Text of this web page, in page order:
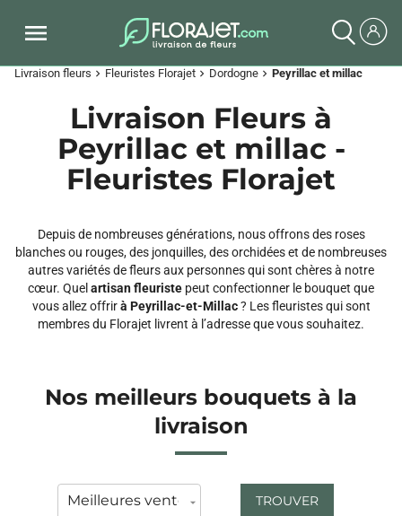
Livraison fleurs chevron_right Fleuristes Florajet chevron_right Dordogne chevron_right Peyrillac et millac
Livraison Fleurs à
Peyrillac et millac -
Fleuristes Florajet
Depuis de nombreuses générations, nous offrons des roses
blanches ou rouges, des jonquilles, des orchidées et de nombreuses
autres variétés de fleurs aux personnes qui sont chères à notre
cœur. Quel artisan fleuriste peut confectionner le bouquet que
vous allez offrirà Peyrillac-et-Millac? Les fleuristes qui sont
membres du Florajet livrent à l’adresse que vous souhaitez.
Nos meilleurs bouquets à la
livraison
TROUVER